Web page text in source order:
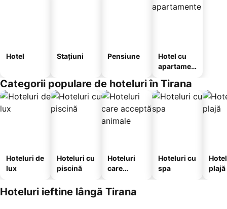
Hotel Stațiuni Pensiune
Hotel cu
apartamen
Categorii populare de hoteluri în Tirana
Hoteluri de
lux
Hoteluri cu
piscină
Hoteluri
care
animale
Hoteluri cu
spa
plajă
Hoteluri ieftine lângă Tirana